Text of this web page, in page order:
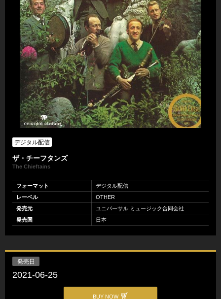
デジタル配信
ザ・チーフタンズ
The Chieftains
フォーマット
デジタル配信
レーベル
OTHER
発売元
ユニバーサル ミュージック合同会社
発売国
日本
発売日
2021-06-25
BUY NOW